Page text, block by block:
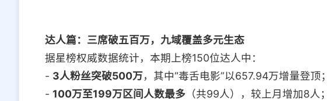
达人篇：三席破五百万，九域覆盖多元生态
据星榜权威数据统计，本期上榜150位达人中：
- 3人粉丝突破500万，其中“毒舌电影”以657.94万增量登顶；
- 100万至199万区间人数最多 （共99人），较上月增加8人；